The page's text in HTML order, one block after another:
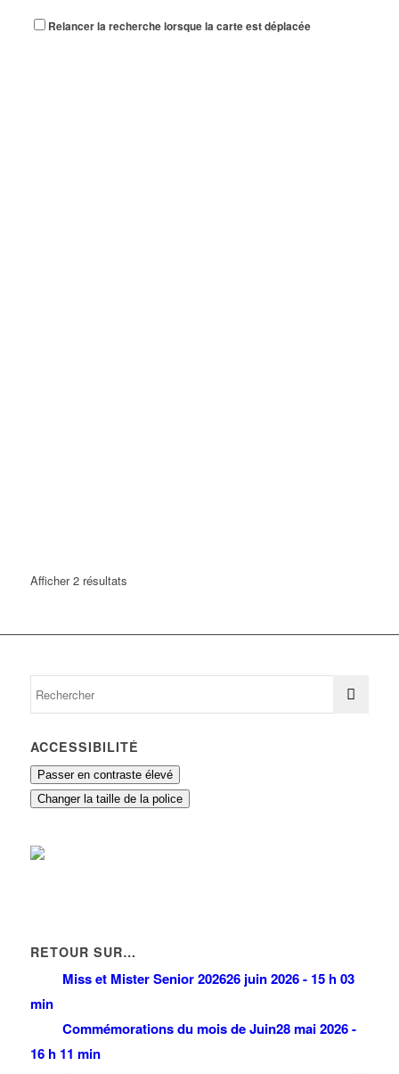
Relancer la recherche lorsque la carte est déplacée
Afficher 2 résultats
ACCESSIBILITÉ
Passer en contraste élevé
Changer la taille de la police
RETOUR SUR…
Miss et Mister Senior 202626 juin 2026 - 15 h 03
min
Commémorations du mois de Juin28 mai 2026 -
16 h 11 min